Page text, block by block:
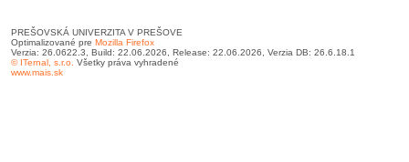
PREŠOVSKÁ UNIVERZITA V PREŠOVE
Optimalizované pre Mozilla Firefox
Verzia: 26.0622.3, Build: 22.06.2026, Release: 22.06.2026, Verzia DB: 26.6.18.1
© ITernal, s.r.o. Všetky práva vyhradené
www.mais.sk